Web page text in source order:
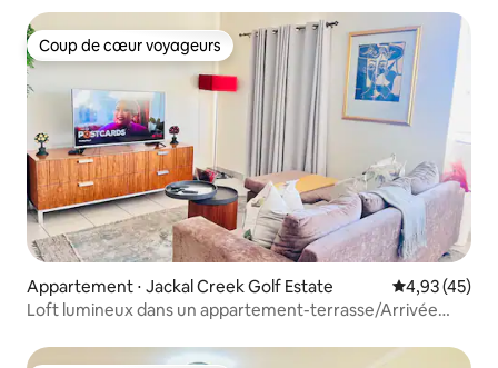
Coup de cœur voyageurs
Coup de cœur voyageurs
Appartement ⋅ Jackal Creek Golf Estate Évaluation
4,93 (45)
Loft lumineux dans un appartement-terrasse/Arrivée